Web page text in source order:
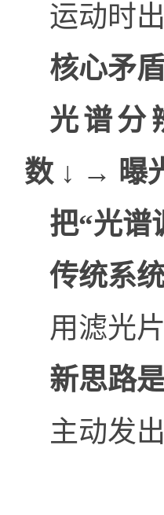
运动时
核心矛
光谱
数 ↓ → 曝
把“光谱
传统系
用滤光
新思路
主动发